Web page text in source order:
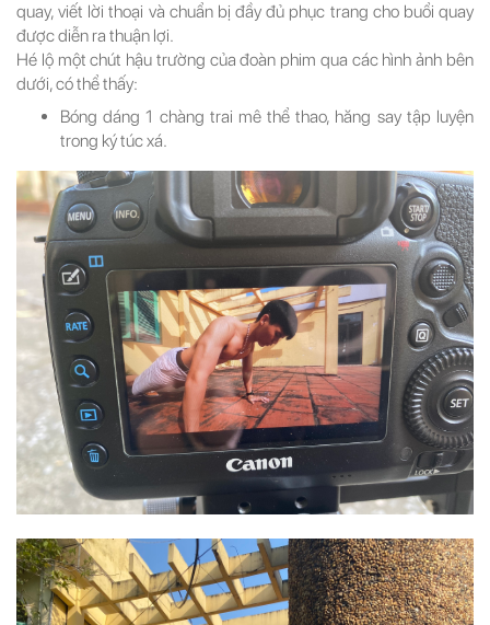
quay, viết lời thoại và chuẩn bị đầy đủ phục trang cho buổi quay
được diễn ra thuận lợi.
Hé lộ một chút hậu trường của đoàn phim qua các hình ảnh bên
dưới, có thể thấy:
Bóng dáng 1 chàng trai mê thể thao, hăng say tập luyện
trong ký túc xá.